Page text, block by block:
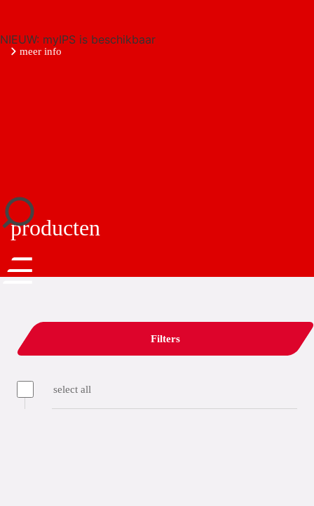
NIEUW: myIPS is beschikbaar
meer info
producten
Filters
select all